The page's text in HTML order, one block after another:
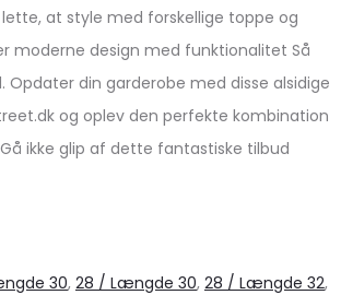
at style med forskellige toppe og
moderne design med funktionalitet Så
Opdater din garderobe med disse alsidige
og oplev den perfekte kombination
ikke glip af dette fantastiske tilbud
30, 28 / Længde 30, 28 / Længde 32,